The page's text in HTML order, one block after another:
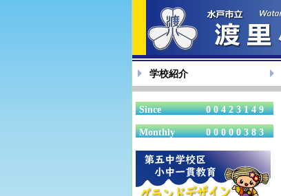
学校紹介
Since 00423149
Monthly 00000383